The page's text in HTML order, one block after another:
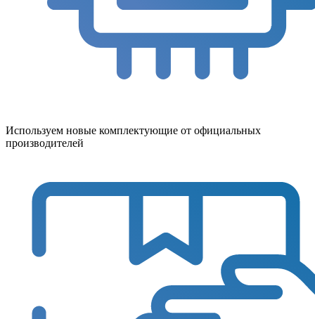
Используем новые комплектующие от официальных
производителей